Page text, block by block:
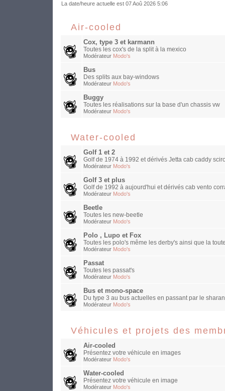
La date/heure actuelle est 07 Aoû 2026 5:06
Air-cooled
Cox, type 3 et karmann
Toutes les cox's de la split à la mexico
Modérateur Modo's
Bus
Des splits aux bay-windows
Modérateur Modo's
Buggy
Toutes les réalisations sur la base d'un chassis vw
Modérateur Modo's
Water-cooled
Golf 1 et 2
Golf de 1974 à 1992 et dérivés Jetta cab caddy
Modérateur Modo's
Golf 3 et plus
Golf de 1992 à aujourd'hui et dérivés cab vento
Modérateur Modo's
Beetle
Toutes les new-beetle
Modérateur Modo's
Polo , Lupo et Fox
Toutes les polo's même les derby's ainsi que la
Modérateur Modo's
Passat
Toutes les passat's
Modérateur Modo's
Bus et mono-space
Du type 3 au bus actuelles en passant par le
Modérateur Modo's
Véhicules et projets des
Air-cooled
Présentez votre véhicule en images
Modérateur Modo's
Water-cooled
Présentez votre véhicule en image
Modérateur Modo's